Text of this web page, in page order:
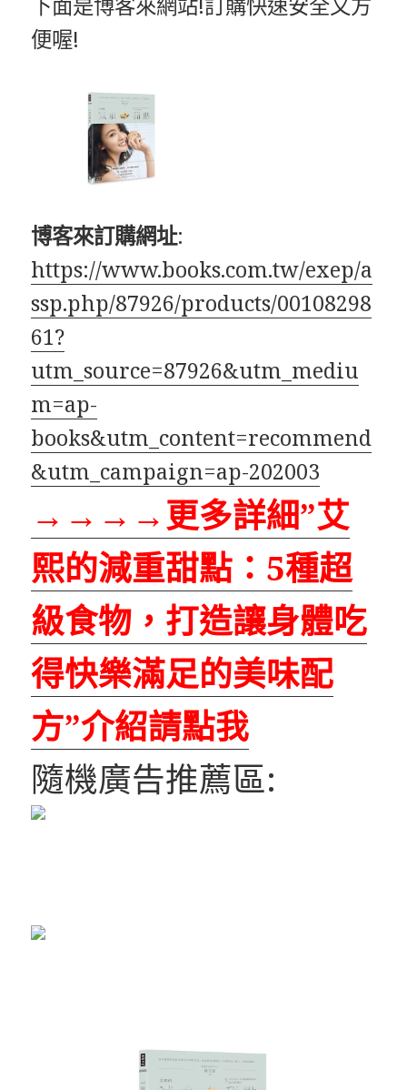
便喔!
博客來訂購網址:
https://www.books.com.tw/exep/a
ssp.php/87926/products/00108298
61?
utm_source=87926&utm_mediu
m=ap-
books&utm_content=recommend
&utm_campaign=ap-202003
→→→→更多詳細”艾
熙的減重甜點：5種超
級食物，打造讓身體吃
得快樂滿足的美味配
方”介紹請點我
隨機廣告推薦區: